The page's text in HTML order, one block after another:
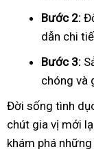
Bước 2:
dẫn chi
Bước 3:
chóng và
Đời sống tình
chút gia vị mới
khám phá